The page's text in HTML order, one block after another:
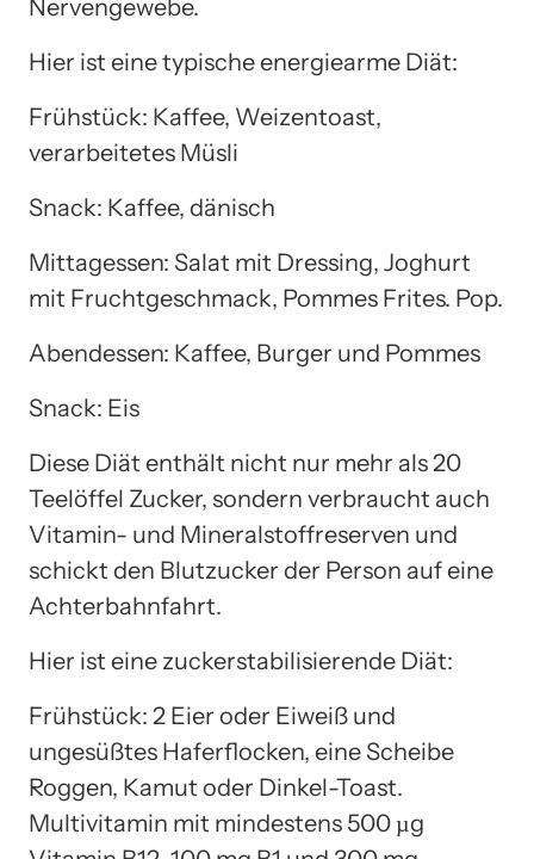
Nervengewebe.
Hier ist eine typische energiearme Diät:
Frühstück: Kaffee, Weizentoast,
verarbeitetes Müsli
Snack: Kaffee, dänisch
Mittagessen: Salat mit Dressing, Joghurt
mit Fruchtgeschmack, Pommes Frites. Pop.
Abendessen: Kaffee, Burger und Pommes
Snack: Eis
Diese Diät enthält nicht nur mehr als 20
Teelöffel Zucker, sondern verbraucht auch
Vitamin- und Mineralstoffreserven und
schickt den Blutzucker der Person auf eine
Achterbahnfahrt.
Hier ist eine zuckerstabilisierende Diät:
Frühstück: 2 Eier oder Eiweiß und
ungesüßtes Haferflocken, eine Scheibe
Roggen, Kamut oder Dinkel-Toast.
Multivitamin mit mindestens 500 µg